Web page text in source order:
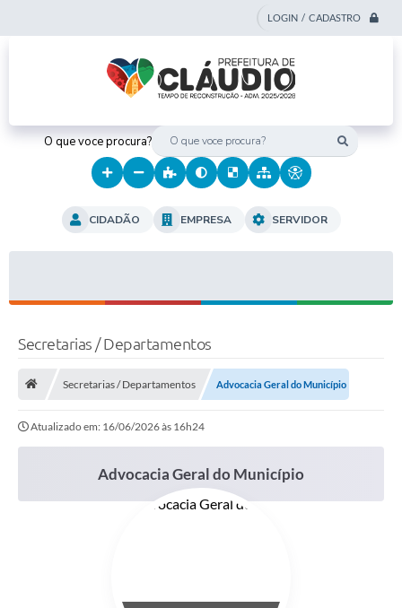
LOGIN / CADASTRO
O que voce procura?
CIDADÃO EMPRESA SERVIDOR
Secretarias / Departamentos
Secretarias / Departamentos Advocacia Geral do Município
Atualizado em: 16/06/2026 às 16h24
Advocacia Geral do Município